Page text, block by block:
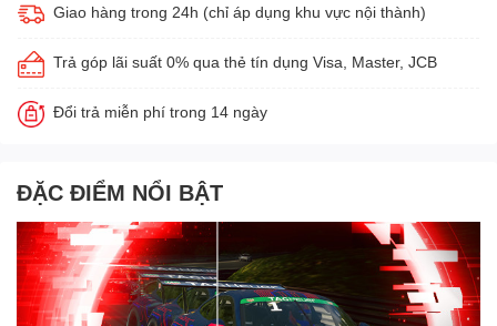
Giao hàng trong 24h (chỉ áp dụng khu vực nội thành)
Trả góp lãi suất 0% qua thẻ tín dụng Visa, Master, JCB
Đổi trả miễn phí trong 14 ngày
ĐẶC ĐIỂM NỔI BẬT